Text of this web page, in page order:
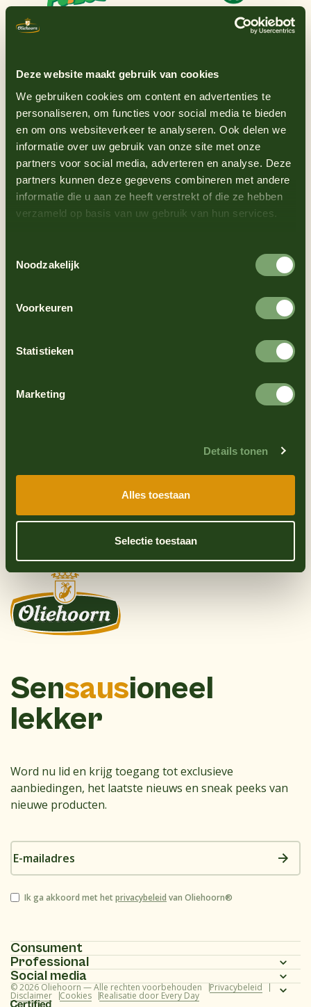
Deze website maakt gebruik van cookies
We gebruiken cookies om content en advertenties te
personaliseren, om functies voor social media te bieden
en om ons websiteverkeer te analyseren. Ook delen we
informatie over uw gebruik van onze site met onze
partners voor social media, adverteren en analyse. Deze
partners kunnen deze gegevens combineren met andere
informatie die u aan ze heeft verstrekt of die ze hebben
verzameld op basis van uw gebruik van hun services.
Noodzakelijk
Voorkeuren
Statistieken
Marketing
Details tonen
Alles toestaan
Selectie toestaan
Dekamarkt Dirk
Vomar
Coop Boon’s markt
Nettorama
Sensausioneel
lekker
Word nu lid en krijg toegang tot exclusieve
aanbiedingen, het laatste nieuws en sneak peeks van
nieuwe producten.
E-
mailadres
Instemming
Ik ga akkoord met hetprivacybeleid van Oliehoorn®
Consument
Homepagina
Assortiment
Professional
Homepagina
Social media
Instagram
© 2026 Oliehoorn — Alle rechten voorbehouden Privacybeleid
Disclaimer Cookies Realisatie door Every Day